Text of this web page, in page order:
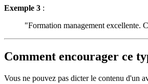
Exemple 3 :
"Formation management excellente.
Comment encourager ce
Vous ne pouvez pas dicter le contenu d'un